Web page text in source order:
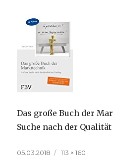
Das große Buch der
Suche nach der
Veröffentlicht
05.03.2018
Volle
113 × 160